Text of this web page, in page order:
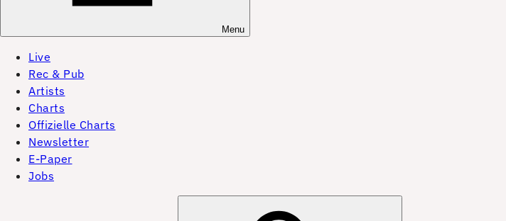
Menu
Live
Rec & Pub
Artists
Charts
Offizielle Charts
Newsletter
E-Paper
Jobs